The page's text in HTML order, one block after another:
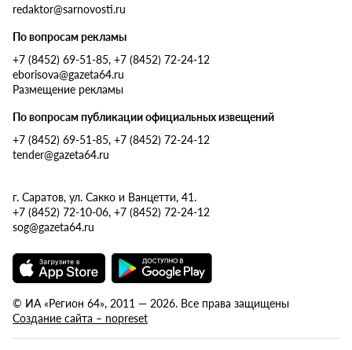
redaktor@sarnovosti.ru
По вопросам рекламы
+7 (8452) 69-51-85, +7 (8452) 72-24-12
eborisova@gazeta64.ru
Размещение рекламы
По вопросам публикации официальных извещений
+7 (8452) 69-51-85, +7 (8452) 72-24-12
tender@gazeta64.ru
г. Саратов, ул. Сакко и Ванцетти, 41.
+7 (8452) 72-10-06, +7 (8452) 72-24-12
sog@gazeta64.ru
© ИА «Регион 64», 2011 — 2026. Все права защищены
Создание сайта – nopreset